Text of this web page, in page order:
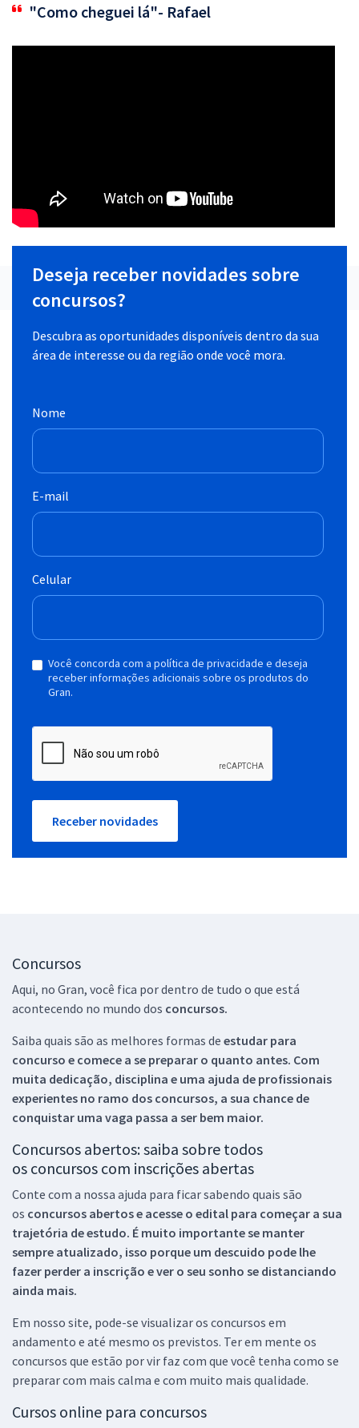
"Como cheguei lá"- Rafael
Deseja receber novidades sobre
concursos?
Descubra as oportunidades disponíveis dentro da sua
área de interesse ou da região onde você mora.
Nome
E-mail
Celular
Você concorda com a política de privacidade e deseja
receber informações adicionais sobre os produtos do
Gran.
Receber novidades
Concursos
Aqui, no Gran, você fica por dentro de tudo o que está
acontecendo no mundo dos concursos.
Saiba quais são as melhores formas de estudar para
concurso e comece a se preparar o quanto antes. Com
muita dedicação, disciplina e uma ajuda de profissionais
experientes no ramo dos concursos, a sua chance de
conquistar uma vaga passa a ser bem maior.
Concursos abertos: saiba sobre todos
os concursos com inscrições abertas
Conte com a nossa ajuda para ficar sabendo quais são
os concursos abertos e acesse o edital para começar a sua
trajetória de estudo. É muito importante se manter
sempre atualizado, isso porque um descuido pode lhe
fazer perder a inscrição e ver o seu sonho se distanciando
ainda mais.
Em nosso site, pode-se visualizar os concursos em
andamento e até mesmo os previstos. Ter em mente os
concursos que estão por vir faz com que você tenha como se
preparar com mais calma e com muito mais qualidade.
Cursos online para concursos